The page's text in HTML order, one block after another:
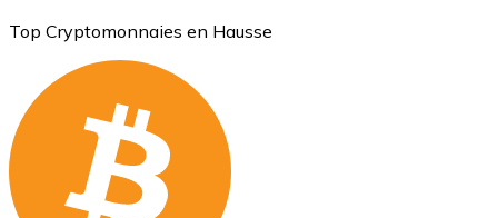
Top Cryptomonnaies en Hausse